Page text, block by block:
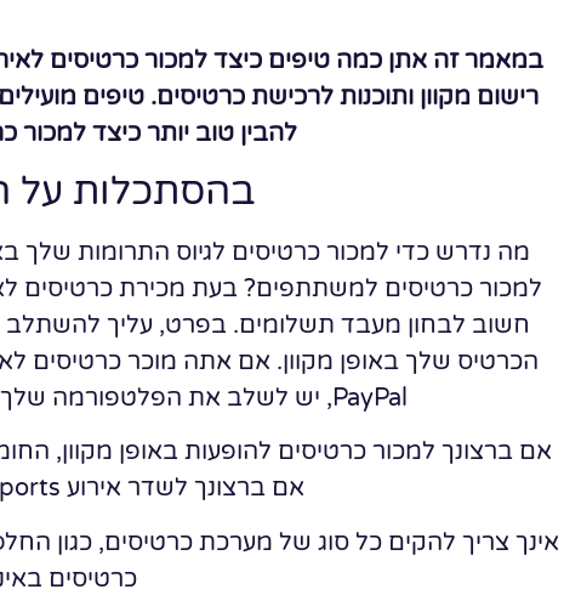
במאמר זה אתן כמה טיפים כיצד למכור כרטיסים
רישום מקוון ותוכנות לרכישת כרטיסים. טיפים
להבין טוב יותר כיצד למכור
בהסתכלות על
מה נדרש כדי למכור כרטיסים לגיוס התרומות שלך
למכור כרטיסים למשתתפים? בעת מכירת כרטיסים
הכרטיס שלך באופן מקוון. אם אתה מוכר כרטיסים
PayPal, יש לשלב את הפלטפורמה שלך ולמכור את הכרטיס למשתתפים.
אם ברצונך למכור כרטיסים להופעות באופן מקוון,
אם ברצונך לשדר אירוע eSports או לצפות בקונצרט.
אינך צריך להקים כל סוג של מערכת כרטיסים, כגון
כרטיסים